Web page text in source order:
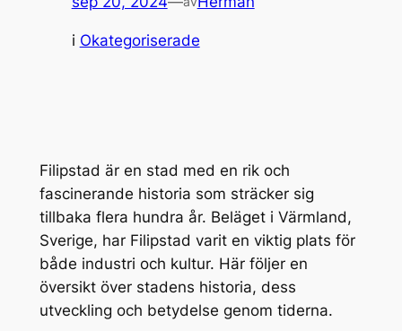
i Okategoriserade
Filipstad är en stad med en rik och
fascinerande historia som sträcker sig
tillbaka flera hundra år. Beläget i Värmland,
Sverige, har Filipstad varit en viktig plats för
både industri och kultur. Här följer en
översikt över stadens historia, dess
utveckling och betydelse genom tiderna.